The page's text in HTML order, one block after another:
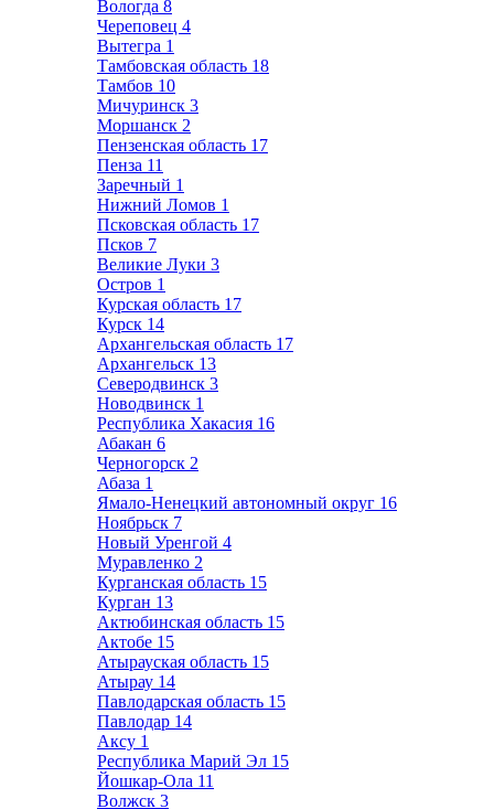
Вологда 8
Череповец 4
Вытегра 1
Тамбовская область 18
Тамбов 10
Мичуринск 3
Моршанск 2
Пензенская область 17
Пенза 11
Заречный 1
Нижний Ломов 1
Псковская область 17
Псков 7
Великие Луки 3
Остров 1
Курская область 17
Курск 14
Архангельская область 17
Архангельск 13
Северодвинск 3
Новодвинск 1
Республика Хакасия 16
Абакан 6
Черногорск 2
Абаза 1
Ямало-Ненецкий автономный округ 16
Ноябрьск 7
Новый Уренгой 4
Муравленко 2
Курганская область 15
Курган 13
Актюбинская область 15
Актобе 15
Атырауская область 15
Атырау 14
Павлодарская область 15
Павлодар 14
Аксу 1
Республика Марий Эл 15
Йошкар-Ола 11
Волжск 3